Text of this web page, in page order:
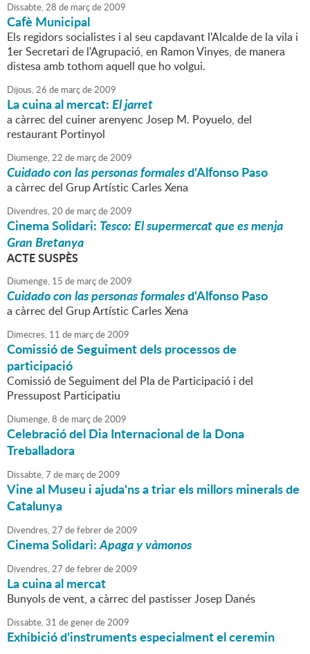
Dissabte,28 de marçde2009
Cafè Municipal
Els regidors socialistes i al seu capdavant l'Alcalde de la vila i
1er Secretari de l'Agrupació, en Ramon Vinyes, de manera
distesa amb tothom aquell que ho volgui.
Dijous,26 de marçde2009
La cuina al mercat:El jarret
a càrrec del cuiner arenyenc Josep M. Poyuelo, del
restaurant Portinyol
Diumenge,22 de marçde2009
Cuidado con las personas formalesd'Alfonso Paso
a càrrec del Grup Artístic Carles Xena
Divendres,20 de marçde2009
Cinema Solidari: Tesco: El supermercat que es menja
Gran Bretanya
ACTE SUSPÈS
Diumenge, 15 de marçde2009
Cuidado con las personas formalesd'Alfonso Paso
a càrrec del Grup Artístic Carles Xena
Dimecres, 11 de marçde2009
Comissió de Seguiment dels processos de
participació
Comissió de Seguiment del Pla de Participació i del
Pressupost Participatiu
Diumenge,8 de marçde2009
Celebració del Dia Internacional de la Dona
Treballadora
Dissabte,7 de marçde2009
Vine al Museu i ajuda'ns a triar els millors minerals de
Catalunya
Divendres,27 defebrerde2009
Cinema Solidari:Apaga y vàmonos
Divendres,27 defebrerde2009
La cuina al mercat
Bunyols de vent, a càrrec del pastisser Josep Danés
Dissabte,31 degenerde2009
Exhibició d'instruments especialment el ceremin